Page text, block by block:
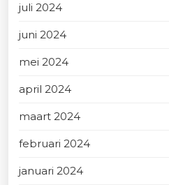
juli 2024
juni 2024
mei 2024
april 2024
maart 2024
februari 2024
januari 2024